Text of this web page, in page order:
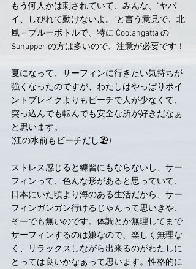
もう何人かは刺されていて、みんな、"ヤバ
イ、しびれて動けないよ。"と言う意見で、北
風＝ブルーボトルで、特に Coolangatta の
Sunapper の方は多いので、注意が必要です！
夏になって、サーフィンに行きたい気持ちが
強くなったのですが、わたしはやっぱりポイ
ントブレイクよりもビーチで人が少なくて、
突っ込んでも転んでも安全な所が好きだなぁ
と思います。
(江の水前もビーチだし🏖)
ストレス感じると練習にもならないし、サー
フィンって、色んな形があると思っていて、
日本にいた頃より海のある生活だから、サー
フィンガンガン行けるじゃんって思いきや、
そーでも無いのです。体調とか無理してまで
サーフィンするのは嫌なので、楽しく無理な
く、リラックスしながら出来るのがわたしに
とっては良いかなぁって思います。性格的に